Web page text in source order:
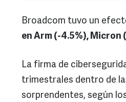
Broadcom tuvo un
en Arm (-4.5%), Micron
La firma de
trimestrales dentro de
sorprendentes, según